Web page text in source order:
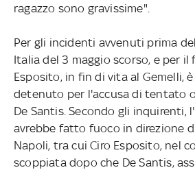
ragazzo sono gravissime".
Per gli incidenti avvenuti prima
Italia del 3 maggio scorso, e per il
Esposito, in fin di vita al Gemelli,
detenuto per l'accusa di tentato
De Santis. Secondo gli inquirenti,
avrebbe fatto fuoco in direzione
Napoli, tra cui Ciro Esposito, nel
scoppiata dopo che De Santis,